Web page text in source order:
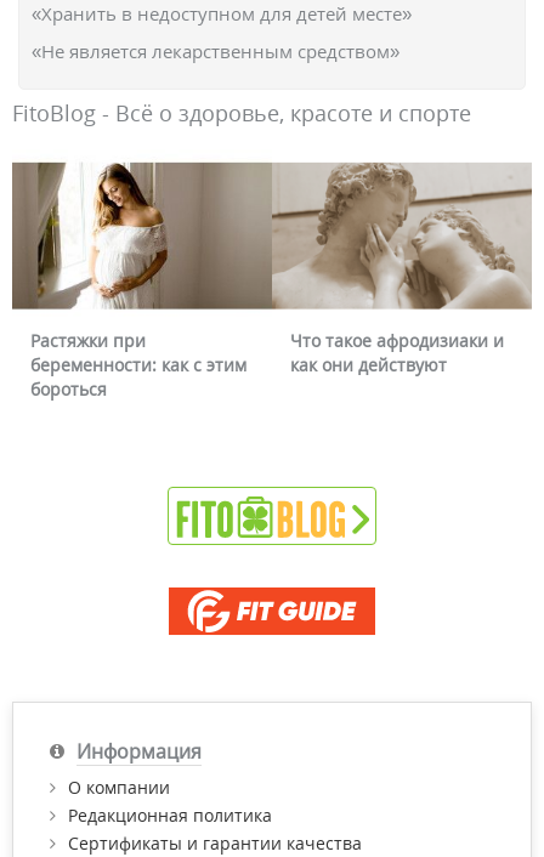
«Хранить в недоступном для детей месте»
«Не является лекарственным средством»
FitoBlog - Всё о здоровье, красоте и спорте
Растяжки при
беременности: как с этим
бороться
Что такое афродизиаки и
как они действуют
Информация
О компании
Редакционная политика
Сертификаты и гарантии качества